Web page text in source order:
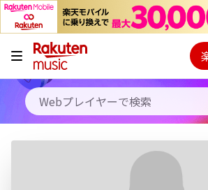
キャンペーン
料金プラン
使い方 ご契